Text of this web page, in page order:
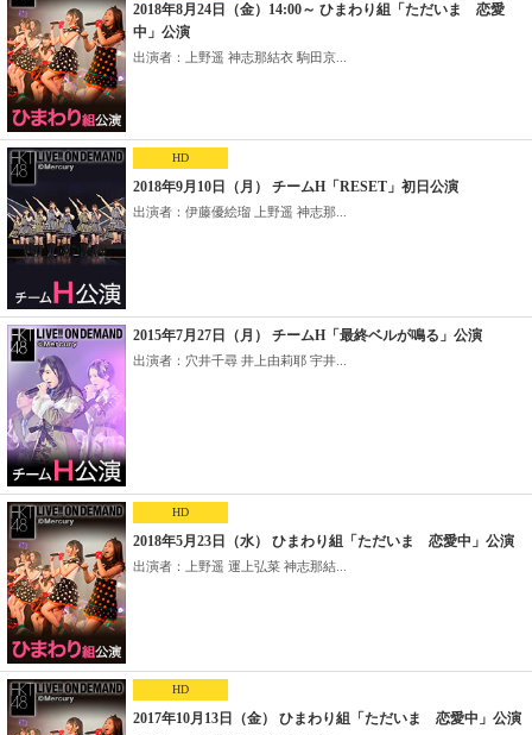
2018年8月24日（金）14:00～ ひまわり組「ただいま 恋愛
中」公演
出演者：上野遥 神志那結衣 駒田京...
HD
2018年9月10日（月） チームH「RESET」初日公演
出演者：伊藤優絵瑠 上野遥 神志那...
2015年7月27日（月） チームH「最終ベルが鳴る」公演
出演者：穴井千尋 井上由莉耶 宇井...
HD
2018年5月23日（水） ひまわり組「ただいま 恋愛中」公演
出演者：上野遥 運上弘菜 神志那結...
HD
2017年10月13日（金） ひまわり組「ただいま 恋愛中」公演